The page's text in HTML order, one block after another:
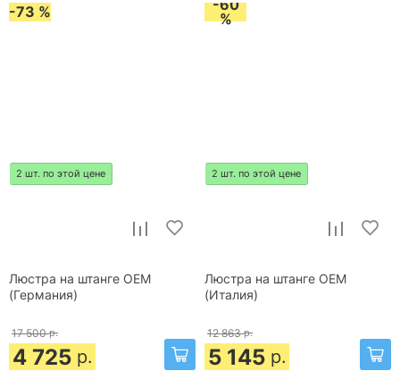
-73 %
2 шт. по этой цене
Люстра на штанге OEM
(Германия)
17 500 р.
4 725 р.
-60
%
2 шт. по этой цене
Люстра на штанге OEM
(Италия)
12 863 р.
5 145 р.